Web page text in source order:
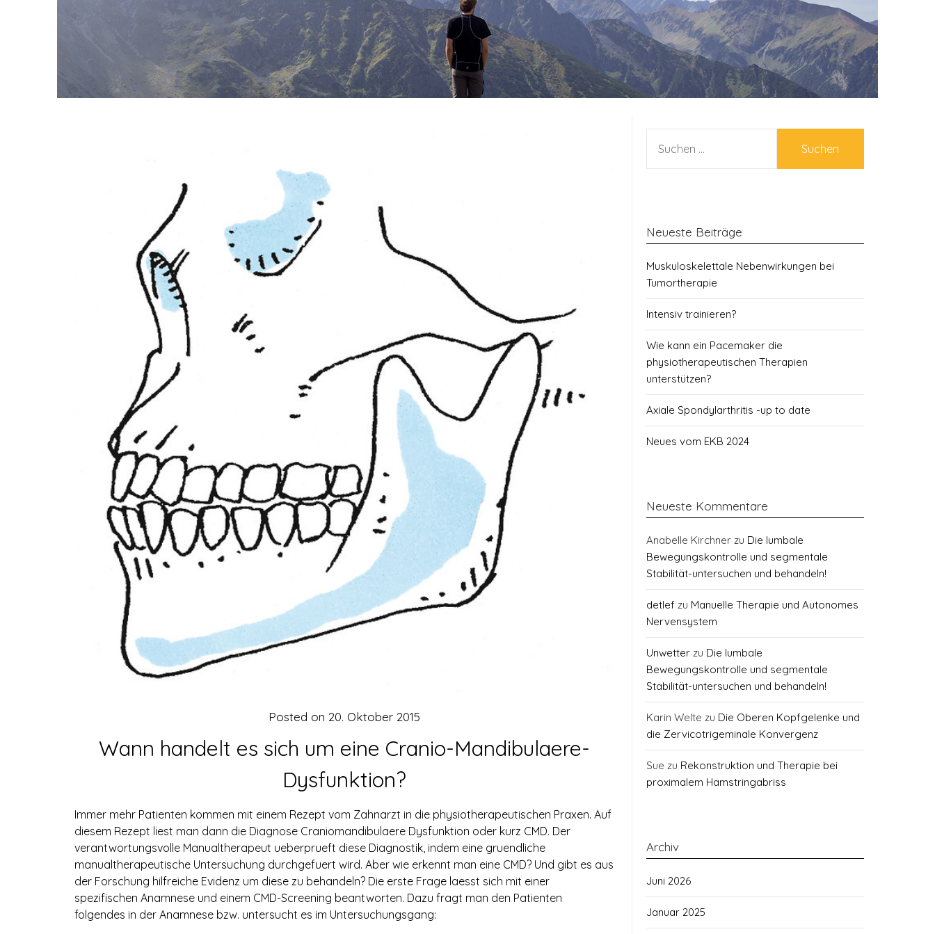
Wann handelt es sich um eine Cranio-Mandibulaere-
Dysfunktion?
Posted on 20. Oktober 2015
Immer mehr Patienten kommen mit einem Rezept vom Zahnarzt in die physiotherapeutischen Praxen. Auf
diesem Rezept liest man dann die Diagnose Craniomandibulaere Dysfunktion oder kurz CMD. Der
verantwortungsvolle Manualtherapeut ueberprueft diese Diagnostik, indem eine gruendliche
manualtherapeutische Untersuchung durchgefuert wird. Aber wie erkennt man eine CMD? Und gibt es aus
der Forschung hilfreiche Evidenz um diese zu behandeln? Die erste Frage laesst sich mit einer
spezifischen Anamnese und einem CMD-Screening beantworten. Dazu fragt man den Patienten
folgendes in der Anamnese bzw. untersucht es im Untersuchungsgang:
NACH:
Neueste Beiträge
Muskuloskelettale Nebenwirkungen bei
Tumortherapie
Intensiv trainieren?
Wie kann ein Pacemaker die
physiotherapeutischen Therapien
unterstützen?
Axiale Spondylarthritis -up to date
Neues vom EKB 2024
Neueste Kommentare
Anabelle Kirchner zu Die lumbale
Bewegungskontrolle und segmentale
Stabilität-untersuchen und behandeln!
detlef zu Manuelle Therapie und Autonomes
Nervensystem
Unwetter zu Die lumbale
Bewegungskontrolle und segmentale
Stabilität-untersuchen und behandeln!
Karin Welte zu Die Oberen Kopfgelenke und
die Zervicotrigeminale Konvergenz
Sue zu Rekonstruktion und Therapie bei
proximalem Hamstringabriss
Archiv
Juni 2026
Januar 2025